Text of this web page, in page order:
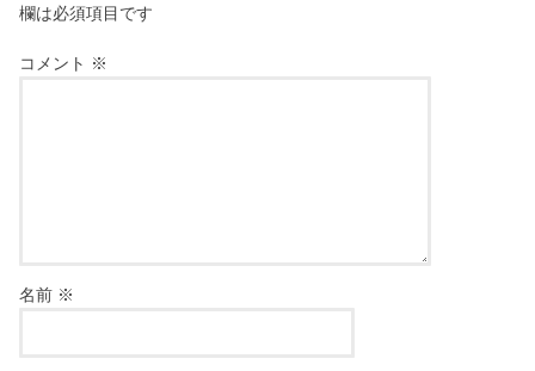
欄は必須項目です
コメント ※
名前 ※